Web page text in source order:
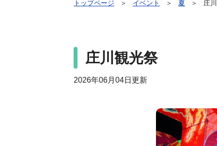
トップページ ＞ イベント ＞ 夏 ＞ 庄
庄川観光祭
2026年06月04日更新